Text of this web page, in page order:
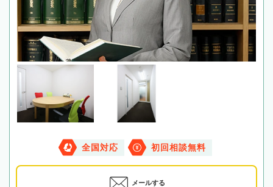
全国対応 初回相談無料
メールする